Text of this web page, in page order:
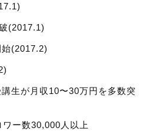
(2017.1)
始(2017.2)
生が月収10〜30万円を多数突
ワー数30,000人以上